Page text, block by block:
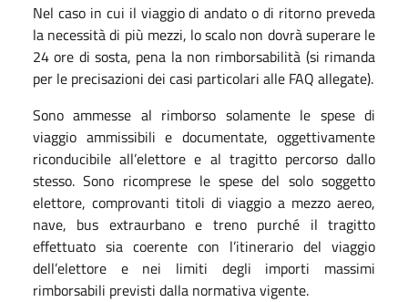
Nel caso in cui il viaggio di andato o di ritorno preveda
la necessità di più mezzi, lo scalo non dovrà superare le
24 ore di sosta, pena la non rimborsabilità (si rimanda
per le precisazioni dei casi particolari alle FAQ allegate).
Sono ammesse al rimborso solamente le spese di
viaggio ammissibili e documentate, oggettivamente
riconducibile all’elettore e al tragitto percorso dallo
stesso. Sono ricomprese le spese del solo soggetto
elettore, comprovanti titoli di viaggio a mezzo aereo,
nave, bus extraurbano e treno purché il tragitto
effettuato sia coerente con l’itinerario del viaggio
dell’elettore e nei limiti degli importi massimi
rimborsabili previsti dalla normativa vigente.